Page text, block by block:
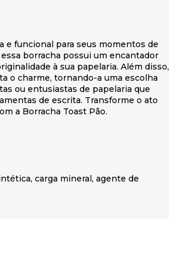
e funcional para seus momentos de
borracha possui um encantador
à sua papelaria. Além disso,
o charme, tornando-a uma escolha
ou entusiastas de papelaria que
de escrita. Transforme o ato
a Borracha Toast Pão.
carga mineral, agente de